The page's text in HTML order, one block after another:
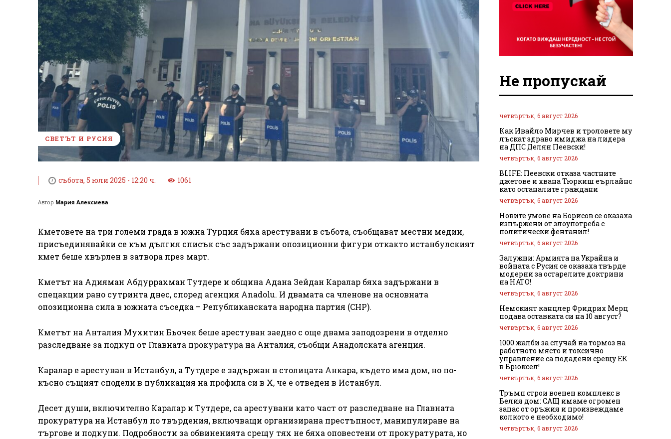
СВЕТЪТ И РУСИЯ
събота, 5 юли 2025 - 12:20 ч. 1061
Автор Мария Алексиева
Кметовете на три големи града в южна Турция бяха арестувани в събота, съобщават местни медии,
присъединявайки се към дългия списък със задържани опозиционни фигури откакто истанбулският
кмет беше хвърлен в затвора през март.
Кметът на Адияман Абдуррахман Тутдере и община Адана Зейдан Каралар бяха задържани в
спецакции рано сутринта днес, според агенция Anadolu. И двамата са членове на основната
опозиционна сила в южната съседка – Републиканската народна партия (CHP).
Кметът на Анталия Мухитин Бьочек беше арестуван заедно с още двама заподозрени в отделно
разследване за подкуп от Главната прокуратура на Анталия, съобщи Анадолската агенция.
Каралар е арестуван в Истанбул, а Тутдере е задържан в столицата Анкара, където има дом, но по-
късно същият сподели в публикация на профила си в X, че е отведен в Истанбул.
Десет души, включително Каралар и Тутдере, са арестувани като част от разследване на Главната
прокуратура на Истанбул по твърдения, включващи организирана престъпност, манипулиране на
търгове и подкупи. Подробности за обвиненията срещу тях не бяха оповестени от прокуратурата, но
Не пропускай
четвъртък, 6 август 2026
Как Ивайло Мирчев и троловете му
лъскат здраво имиджа на лидера
на ДПС Делян Пеевски!
четвъртък, 6 август 2026
BLIFE: Пеевски отказа частните
джетове и хвана Тюркиш еърлайнс
като останалите граждани
четвъртък, 6 август 2026
Новите умове на Борисов се оказаха
изпържени от злоупотреба с
политически фентанил!
четвъртък, 6 август 2026
Залужни: Армията на Украйна и
войната с Русия се оказаха твърде
модерни за остарелите доктрини
на НАТО!
четвъртък, 6 август 2026
Немският канцлер Фридрих Мерц
подава оставката си на 10 август?
четвъртък, 6 август 2026
1000 жалби за случай на тормоз на
работното място и токсично
управление са подадени срещу ЕК
в Брюксел!
четвъртък, 6 август 2026
Тръмп строи военен комплекс в
Белия дом: САЩ имаме огромен
запас от оръжия и произвеждаме
колкото е необходимо!
четвъртък, 6 август 2026